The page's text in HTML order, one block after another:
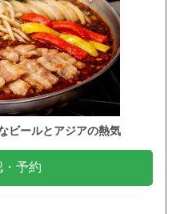
ビールとアジアの熱気
・予約